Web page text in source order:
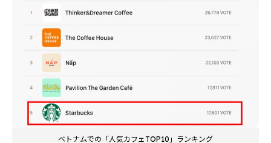
ベトナムでの「人気カフェTOP10」ランキング